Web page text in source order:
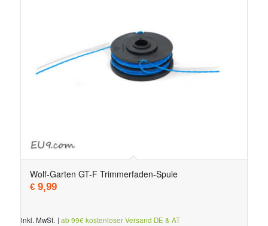
Wolf-Garten GT-F Trimmerfaden-Spule
€9,99
inkl. MwSt. | ab 99€ kostenloser Versand DE & AT